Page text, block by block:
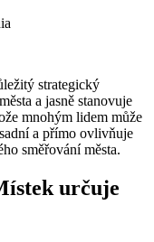
strategický
a jasně stanovuje
mnohým lidem může
a přímo ovlivňuje
směřování města.
určuje